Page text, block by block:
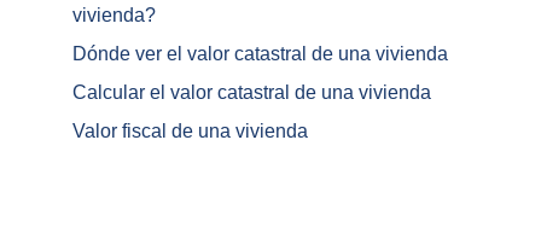
vivienda?
Dónde ver el valor catastral de una vivienda
Calcular el valor catastral de una vivienda
Valor fiscal de una vivienda